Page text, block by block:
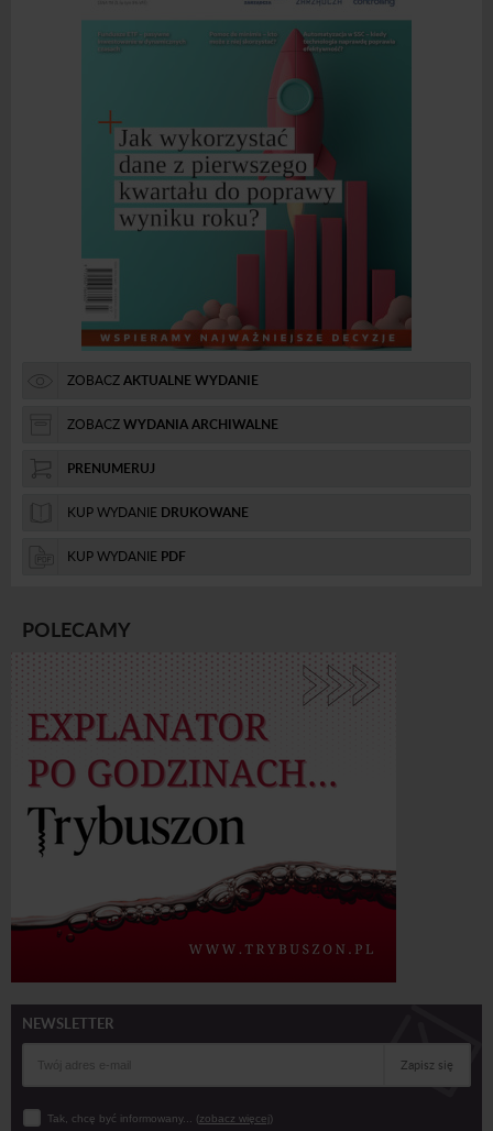
ZOBACZAKTUALNE WYDANIE
ZOBACZWYDANIA ARCHIWALNE
PRENUMERUJ
KUP WYDANIE DRUKOWANE
KUP WYDANIE PDF
POLECAMY
NEWSLETTER
Zapisz się
Tak, chcę być informowany... (zobacz więcej)